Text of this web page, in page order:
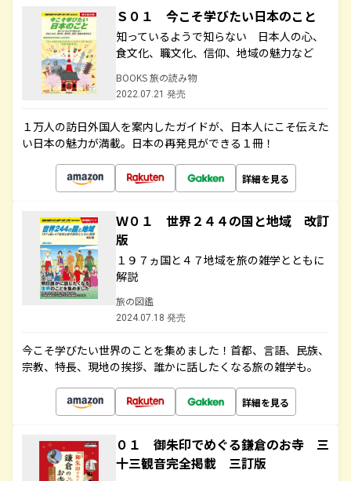
Ｓ０１ 今こそ学びたい日本のこと
知っているようで知らない 日本人の心、
食文化、職文化、信仰、地域の魅力など
BOOKS 旅の読み物
2022.07.21 発売
１万人の訪日外国人を案内したガイドが、日本人にこそ伝えた
い日本の魅力が満載。日本の再発見ができる１冊！
詳細を見る
Ｗ０１ 世界２４４の国と地域 改訂
版
１９７ヵ国と４７地域を旅の雑学とともに
解説
旅の図鑑
2024.07.18 発売
今こそ学びたい世界のことを集めました！首都、言語、民族、
宗教、特長、現地の挨拶、誰かに話したくなる旅の雑学も。
詳細を見る
０１ 御朱印でめぐる鎌倉のお寺 三
十三観音完全掲載 三訂版